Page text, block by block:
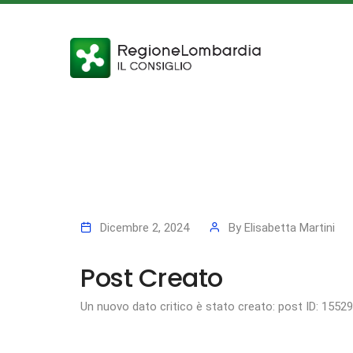
Dicembre 2, 2024 By Elisabetta Martini
Post Creato
Un nuovo dato critico è stato creato: post ID: